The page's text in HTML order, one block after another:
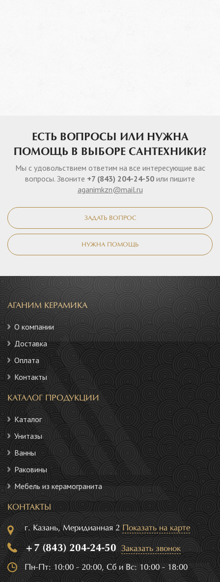
ЕСТЬ ВОПРОСЫ ИЛИ НУЖНА
ПОМОЩЬ В ВЫБОРЕ САНТЕХНИКИ?
Мы с удовольствием ответим на все интересующие вас
вопросы. Звоните +7 (843) 204-24-50 или пишите
aganimkzn@mail.ru
ЗАДАТЬ ВОПРОС
НУЖНА ПОМОЩЬ
АГАНИМ КЕРАМИКА
О компании
Доставка
Оплата
Контакты
КАТАЛОГ ПРОДУКЦИИ
Каталог
Унитазы
Ванны
Раковины
Мебель из керамогранита
КОНТАКТЫ
г. Казань, Меридианная 2Показать на карте
+7 (843) 204-24-50 Заказать звонок
Пн-Пт: 10:00 - 20:00, Сб и Вс: 10:00 - 18:00